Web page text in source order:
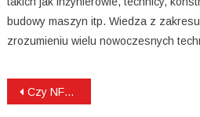
budowy maszyn itp. Wiedza z
zrozumieniu wielu nowoczesnych
Nawigacja
Czy NFZ refunduje implanty zębowe?